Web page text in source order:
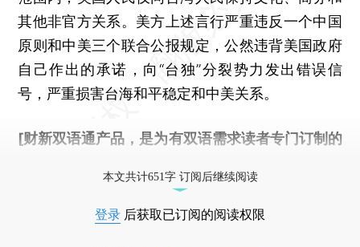
其他非官方关系。美方上述言行严重违反一个中国
原则和中美三个联合公报规定，公然违背美国政府
自己作出的承诺，向“台独”分裂势力发出错误信
号，严重损害台海和平稳定和中美关系。
[财新双语通产品，是为有双语需求读者专门订制的
本文共计651字 订阅后继续阅读
登录 后获取已订阅的阅读权限